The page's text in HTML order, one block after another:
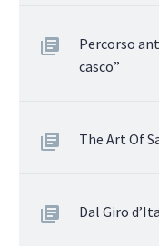
Percorso
casco”
The Art Of
Dal Giro